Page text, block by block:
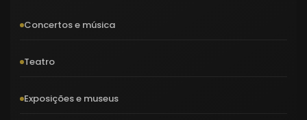
Concertos e música
Teatro
Exposições e museus